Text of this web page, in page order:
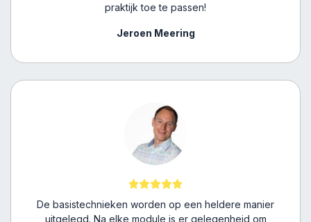
Jeroen Meering
De basistechnieken worden op een heldere manier
uitgelegd. Na elke module is er gelegenheid om
vragen die stellen die door Robin uitgebreid worden